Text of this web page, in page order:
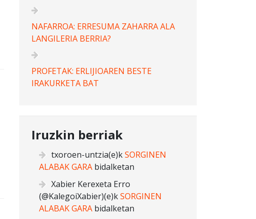
NAFARROA: ERRESUMA ZAHARRA ALA
LANGILERIA BERRIA?
PROFETAK: ERLIJIOAREN BESTE
IRAKURKETA BAT
Iruzkin berriak
txoroen-untzia(e)kSORGINEN
ALABAK GARA bidalketan
Xabier Kerexeta Erro
(@KalegoiXabier)(e)kSORGINEN
ALABAK GARA bidalketan